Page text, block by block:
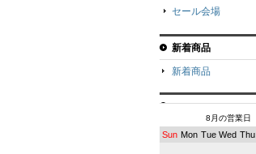
セール会場
新着商品
新着商品
8月の営業日
Sun Mon Tue Wed Thu